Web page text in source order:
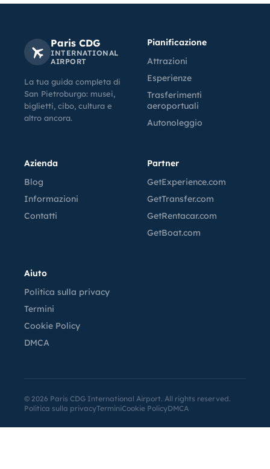
Paris CDG
INTERNATIONAL
AIRPORT
La tua guida completa di
San Pietroburgo: musei,
biglietti, cibo, cultura e
altro ancora.
Pianificazione
Attrazioni
Esperienze
Trasferimenti
aeroportuali
Autonoleggio
Azienda
Blog
Informazioni
Contatti
Partner
GetExperience.com
GetTransfer.com
GetRentacar.com
GetBoat.com
Aiuto
Politica sulla privacy
Termini
Cookie Policy
DMCA
© 2026 Paris CDG International Airport. All rights reserved.
Politica sulla privacyTerminiCookie PolicyDMCA